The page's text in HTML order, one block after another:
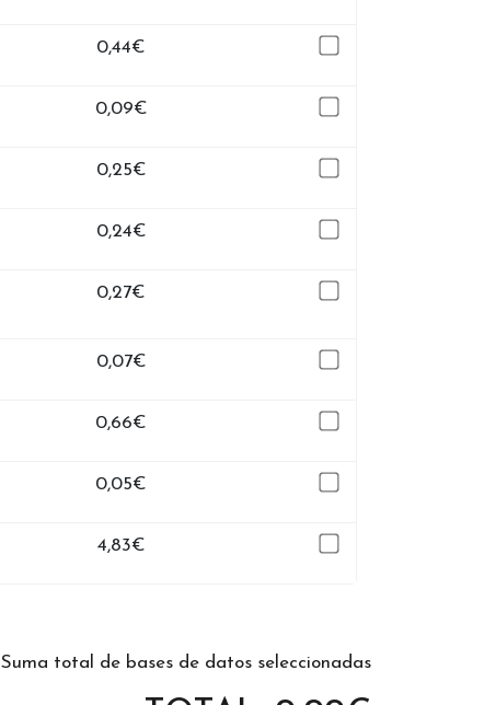
0,44€
0,09€
0,25€
0,24€
0,27€
0,07€
0,66€
0,05€
4,83€
Suma total de bases de datos seleccionadas